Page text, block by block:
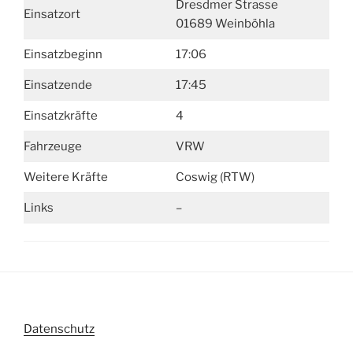
Einsatzort
Dresdmer Strasse
01689 Weinböhla
Einsatzbeginn 17:06
Einsatzende 17:45
Einsatzkräfte 4
Fahrzeuge VRW
Weitere Kräfte Coswig (RTW)
Links –
Datenschutz